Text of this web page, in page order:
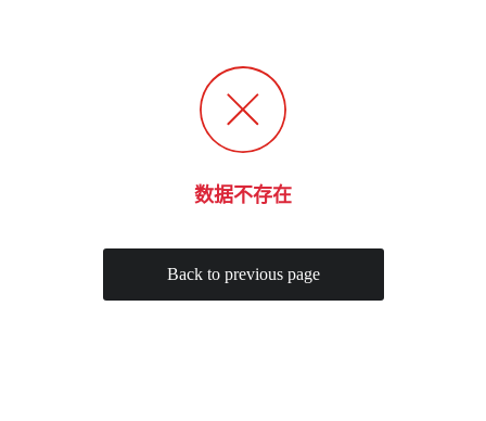
数据不存在
Back to previous page